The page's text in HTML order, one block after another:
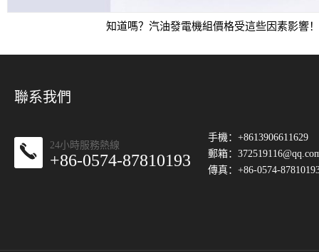
知道嗎？汽油發電機組價格受這些因素影響
聯系我們
24小時服務熱線
+86-0574-87810193
手機：+8613906611629
郵箱：
傳真：+86-0574-